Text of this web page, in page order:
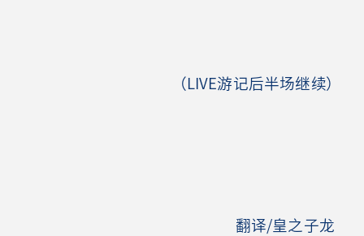
（LIVE游记后半场继续）
翻译/皇之子龙